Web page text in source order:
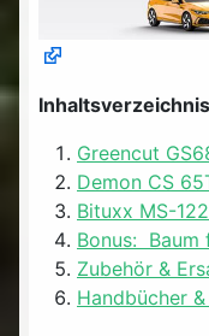
Greencut
Demon CS
Bituxx MS-
Bonus: Baum
Zubehör &
Handbücher